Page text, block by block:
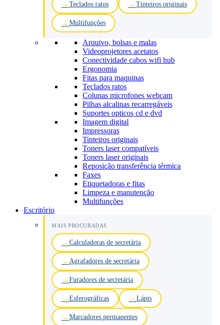
Teclados ratos Tinteiros originais
Multifunções
Arquivo, bolsas e malas
Videoprojetores acetatos
Conectividade cabos wifi hub
Ergonomia
Fitas para maquinas
Teclados ratos
Colunas microfones webcam
Pilhas alcalinas recarregáveis
Suportes opticos cd e dvd
Imagem digital
Impressoras
Tinteiros originais
Toners laser compatíveis
Toners laser originais
Reposição transferência térmica
Faxes
Etiquetadoras e fitas
Limpeza e manutenção
Multifunções
Escritório
MAIS PROCURADAS
Calculadoras de secretária
Agrafadores de secretária
Furadores de secretária
Esferográficas Lápis
Marcadores permanentes